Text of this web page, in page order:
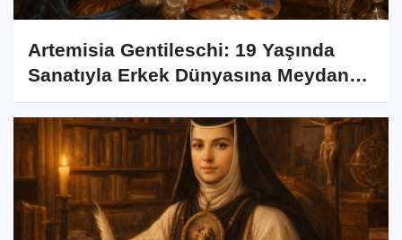
Artemisia Gentileschi: 19 Yaşında
Sanatıyla Erkek Dünyasına Meydan
Okuyan Ressam